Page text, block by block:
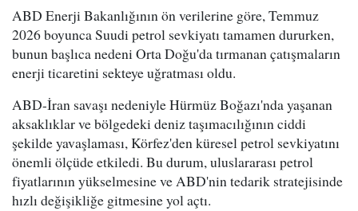
ABD Enerji Bakanlığının ön verilerine göre, Temmuz
2026 boyunca Suudi petrol sevkiyatı tamamen dururken,
bunun başlıca nedeni Orta Doğu'da tırmanan çatışmaların
enerji ticaretini sekteye uğratması oldu.
ABD-İran savaşı nedeniyle Hürmüz Boğazı'nda yaşanan
aksaklıklar ve bölgedeki deniz taşımacılığının ciddi
şekilde yavaşlaması, Körfez'den küresel petrol sevkiyatını
önemli ölçüde etkiledi. Bu durum, uluslararası petrol
fiyatlarının yükselmesine ve ABD'nin tedarik stratejisinde
hızlı değişikliğe gitmesine yol açtı.